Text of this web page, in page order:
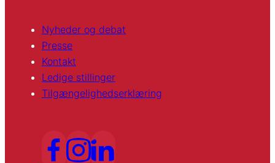
Nyheder og debat
Presse
Kontakt
Ledige stillinger
Tilgængelighedserklæring